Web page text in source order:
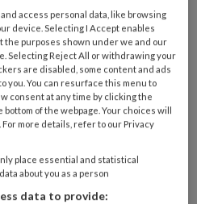
access personal data, like browsing
device. Selecting I Accept enables
the purposes shown under we and our
Selecting Reject All or withdrawing your
are disabled, some content and ads
you. You can resurface this menu to
consent at any time by clicking the
of the webpage. Your choices will
more details, refer to our Privacy
place essential and statistical
about you as a person
data to provide: